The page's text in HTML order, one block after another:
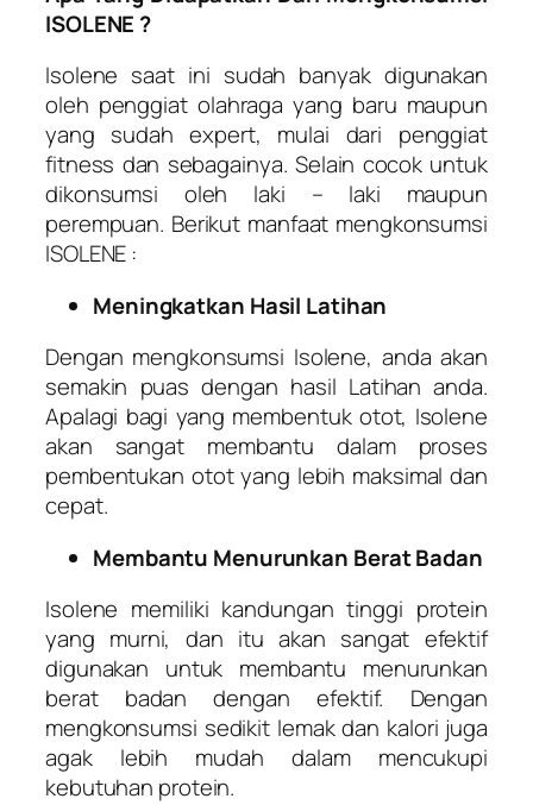
ISOLENE ?
Isolene saat ini sudah banyak digunakan
oleh penggiat olahraga yang baru maupun
yang sudah expert, mulai dari penggiat
fitness dan sebagainya. Selain cocok untuk
dikonsumsi oleh laki – laki maupun
perempuan. Berikut manfaat mengkonsumsi
ISOLENE :
Meningkatkan Hasil Latihan
Dengan mengkonsumsi Isolene, anda akan
semakin puas dengan hasil Latihan anda.
Apalagi bagi yang membentuk otot, Isolene
akan sangat membantu dalam proses
pembentukan otot yang lebih maksimal dan
cepat.
Membantu Menurunkan Berat Badan
Isolene memiliki kandungan tinggi protein
yang murni, dan itu akan sangat efektif
digunakan untuk membantu menurunkan
berat badan dengan efektif. Dengan
mengkonsumsi sedikit lemak dan kalori juga
agak lebih mudah dalam mencukupi
kebutuhan protein.